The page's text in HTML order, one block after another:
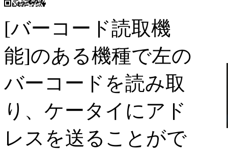
[バーコード読取機
能]のある機種で左の
バーコードを読み取
り、ケータイにアド
レスを送ることがで